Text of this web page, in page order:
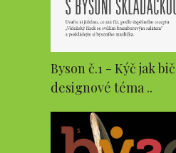
Byson č.1 - Kýč jak
designové téma ..